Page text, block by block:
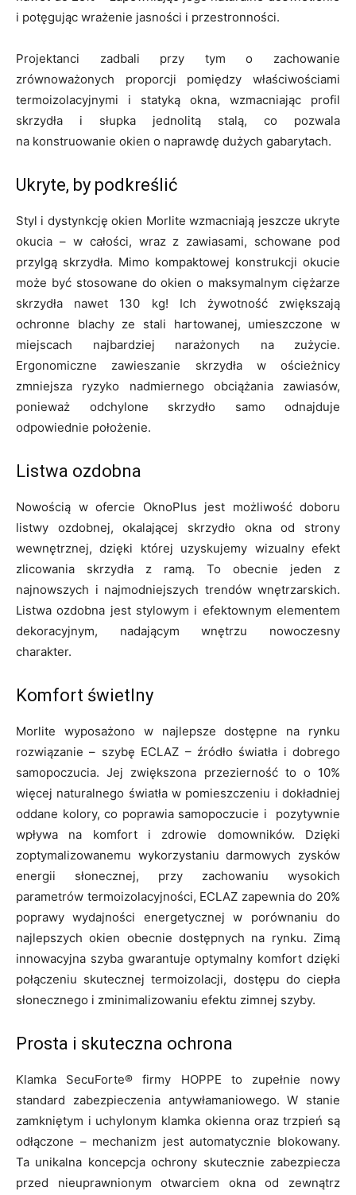
i potęgując wrażenie jasności i przestronności.
Projektanci zadbali przy tym o zachowanie
zrównoważonych proporcji pomiędzy właściwościami
termoizolacyjnymi i statyką okna, wzmacniając profil
skrzydła i słupka jednolitą stalą, co pozwala
na konstruowanie okien o naprawdę dużych gabarytach.
Ukryte, by podkreślić
Styl i dystynkcję okien Morlite wzmacniają jeszcze ukryte
okucia – w całości, wraz z zawiasami, schowane pod
przylgą skrzydła. Mimo kompaktowej konstrukcji okucie
może być stosowane do okien o maksymalnym ciężarze
skrzydła nawet 130 kg! Ich żywotność zwiększają
ochronne blachy ze stali hartowanej, umieszczone w
miejscach najbardziej narażonych na zużycie.
Ergonomiczne zawieszanie skrzydła w ościeżnicy
zmniejsza ryzyko nadmiernego obciążania zawiasów,
ponieważ odchylone skrzydło samo odnajduje
odpowiednie położenie.
Listwa ozdobna
Nowością w ofercie OknoPlus jest możliwość doboru
listwy ozdobnej, okalającej skrzydło okna od strony
wewnętrznej, dzięki której uzyskujemy wizualny efekt
zlicowania skrzydła z ramą. To obecnie jeden z
najnowszych i najmodniejszych trendów wnętrzarskich.
Listwa ozdobna jest stylowym i efektownym elementem
dekoracyjnym, nadającym wnętrzu nowoczesny
charakter.
Komfort świetlny
Morlite wyposażono w najlepsze dostępne na rynku
rozwiązanie – szybę ECLAZ – źródło światła i dobrego
samopoczucia. Jej zwiększona przezierność to o 10%
więcej naturalnego światła w pomieszczeniu i dokładniej
oddane kolory, co poprawia samopoczucie i pozytywnie
wpływa na komfort i zdrowie domowników. Dzięki
zoptymalizowanemu wykorzystaniu darmowych zysków
energii słonecznej, przy zachowaniu wysokich
parametrów termoizolacyjności, ECLAZ zapewnia do 20%
poprawy wydajności energetycznej w porównaniu do
najlepszych okien obecnie dostępnych na rynku. Zimą
innowacyjna szyba gwarantuje optymalny komfort dzięki
połączeniu skutecznej termoizolacji, dostępu do ciepła
słonecznego i zminimalizowaniu efektu zimnej szyby.
Prosta i skuteczna ochrona
Klamka SecuForte® firmy HOPPE to zupełnie nowy
standard zabezpieczenia antywłamaniowego. W stanie
zamkniętym i uchylonym klamka okienna oraz trzpień są
odłączone – mechanizm jest automatycznie blokowany.
Ta unikalna koncepcja ochrony skutecznie zabezpiecza
przed nieuprawnionym otwarciem okna od zewnątrz